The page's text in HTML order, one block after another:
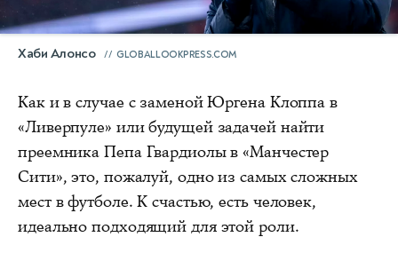
Хаби Алонсо GLOBALLOOKPRESS.COM
Как и в случае с заменой Юргена Клоппа в
«Ливерпуле» или будущей задачей найти
преемника Пепа Гвардиолы в «Манчестер
Сити», это, пожалуй, одно из самых сложных
мест в футболе. К счастью, есть человек,
идеально подходящий для этой роли.